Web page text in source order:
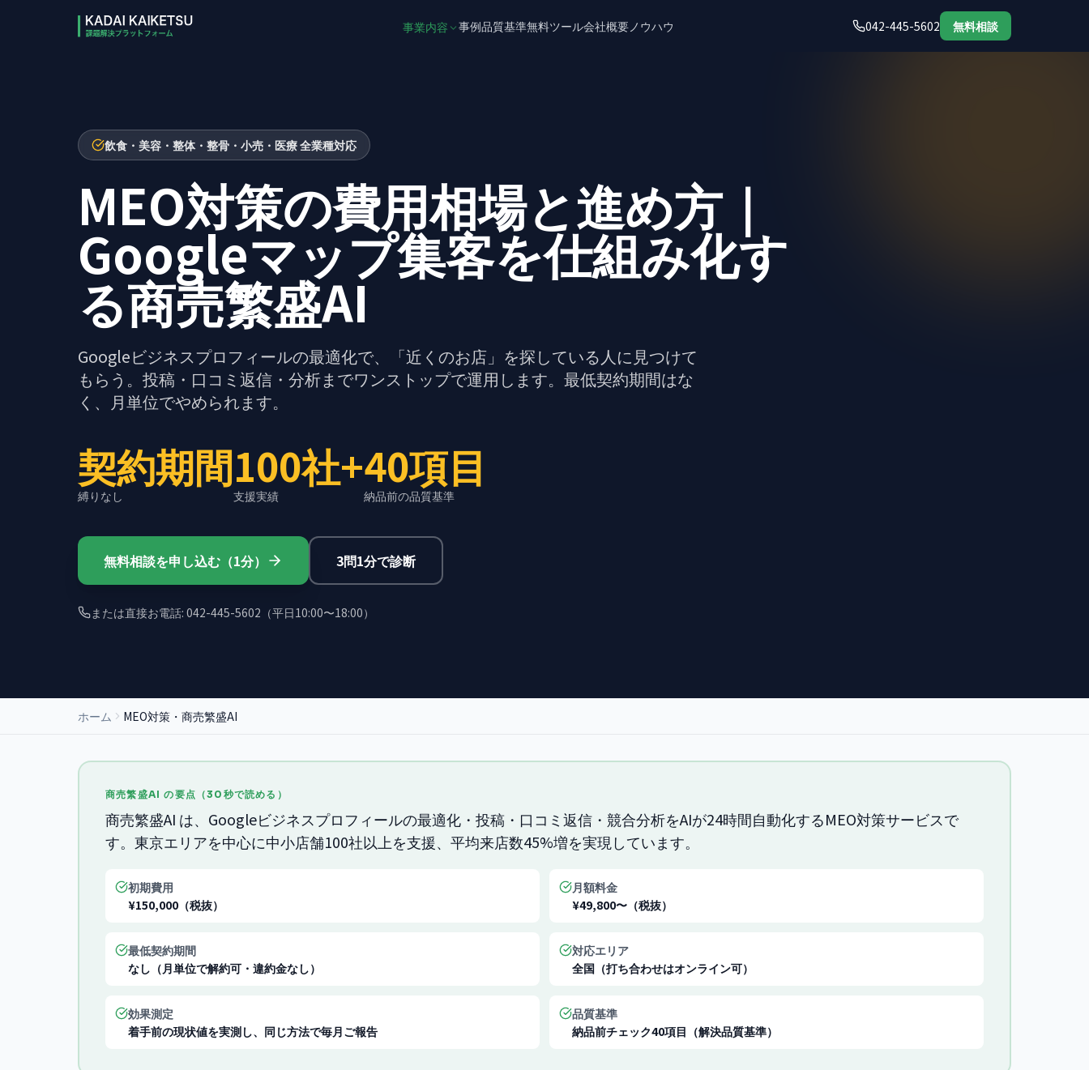
事業内容 事例品質基準無料ツール会社概要ノウハウ 042-445-5602 無料相談
飲食・美容・整体・整骨・小売・医療 全業種対応
MEO対策の費用相場と進め方｜
Googleマップ集客を仕組み化す
る商売繁盛AI
Googleビジネスプロフィールの最適化で、「近くのお店」を探している人に見つけて
もらう。投稿・口コミ返信・分析までワンストップで運用します。最低契約期間はな
く、月単位でやめられます。
契約期間
縛りなし
100社+
支援実績
40項目
納品前の品質基準
無料相談を申し込む（1分） 3問1分で診断
または直接お電話: 042-445-5602（平日10:00〜18:00）
ホーム MEO対策・商売繁盛AI
商売繁盛AI の要点（30秒で読める）
商売繁盛AI は、Googleビジネスプロフィールの最適化・投稿・口コミ返信・競合分析をAIが24時間自動化するMEO対策サービスで
す。東京エリアを中心に中小店舗100社以上を支援、平均来店数45%増を実現しています。
初期費用
¥150,000（税抜）
月額料金
¥49,800〜（税抜）
最低契約期間
なし（月単位で解約可・違約金なし）
対応エリア
全国（打ち合わせはオンライン可）
効果測定
着手前の現状値を実測し、同じ方法で毎月ご報告
品質基準
納品前チェック40項目（解決品質基準）